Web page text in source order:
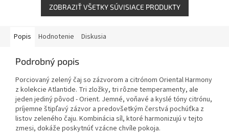
ZOBRAZIŤ VŠETKY SÚVISIACE PRODUKTY
Popis Hodnotenie Diskusia
Podrobný popis
Porciovaný zelený čaj so zázvorom a citrónom Oriental Harmony
z kolekcie Atlantide. Tri zložky, tri rôzne temperamenty, ale
jeden jediný pôvod - Orient. Jemné, voňavé a kyslé tóny citrónu,
príjemne štipľavý zázvor a predovšetkým čerstvá pochúťka z
listov zeleného čaju. Kombinácia síl, ktoré harmonizujú v tejto
zmesi, dokáže poskytnúť vzácne chvíle pokoja.